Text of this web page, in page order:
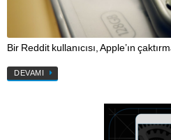
Bir Reddit kullanıcısı, Apple’ın
DEVAMI